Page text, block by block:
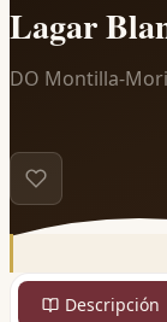
Lagar
DO Montilla-
Descripción